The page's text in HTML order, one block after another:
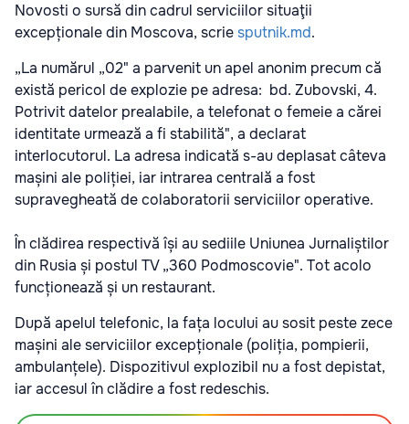
Novosti o sursă din cadrul serviciilor situaţii
excepționale din Moscova, scriesputnik.md.
„La numărul „02" a parvenit un apel anonim precum că
există pericol de explozie pe adresa: bd. Zubovski, 4.
Potrivit datelor prealabile, a telefonat o femeie a cărei
identitate urmează a fi stabilită", a declarat
interlocutorul. La adresa indicată s-au deplasat câteva
mașini ale poliției, iar intrarea centrală a fost
supravegheată de colaboratorii serviciilor operative.
În clădirea respectivă își au sediile Uniunea Jurnaliștilor
din Rusia și postul TV „360 Podmoscovie". Tot acolo
funcționează și un restaurant.
După apelul telefonic, la fața locului au sosit peste zece
mașini ale serviciilor excepționale (poliția, pompierii,
ambulanțele). Dispozitivul explozibil nu a fost depistat,
iar accesul în clădire a fost redeschis.